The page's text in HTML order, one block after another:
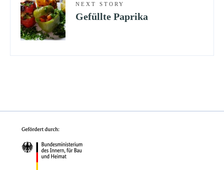
NEXT STORY
Gefüllte Paprika